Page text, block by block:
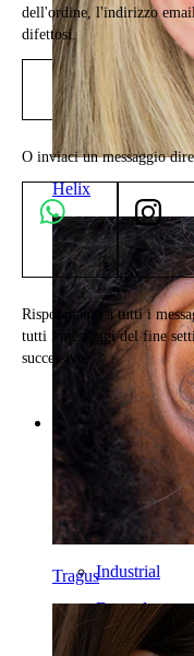
Helix
Tragus
dell'ordine, l'indirizzo
difettosi.
O inviaci un messaggio
Rispondiamo a tutti i
tutti i messaggi del fine
successivo.
Categories
Ombelico
Capezzolo
Industrial
Dermal
Helix